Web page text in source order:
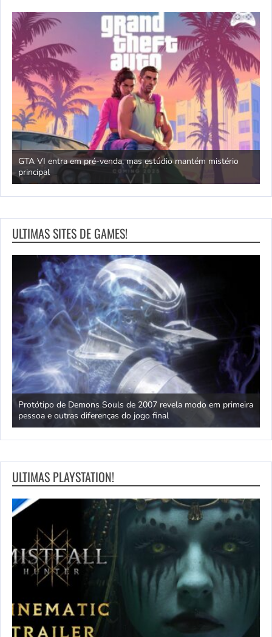
estúdio mantém mistério
Jogos com temática oriental e
ULTIMAS SITES DE GAMES!
de 2007 revela modo em primeira
do jogo final
Dwayne Johnson rebate
representatividade polinésia
ULTIMAS PLAYSTATION!